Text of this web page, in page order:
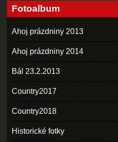
Fotoalbum
Ahoj prázdniny 2013
Ahoj prázdniny 2014
Bál 23.2.2013
Country2017
Country2018
Historické fotky